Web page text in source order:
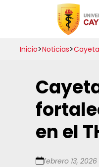
Inicio Noticias
en el
febrero 13, 2026